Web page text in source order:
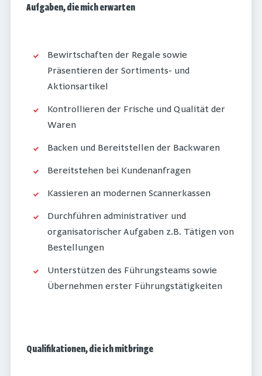
Aufgaben, die mich erwarten
Bewirtschaften der Regale sowie
Präsentieren der Sortiments- und
Aktionsartikel
Kontrollieren der Frische und Qualität der
Waren
Backen und Bereitstellen der Backwaren
Bereitstehen bei Kundenanfragen
Kassieren an modernen Scannerkassen
Durchführen administrativer und
organisatorischer Aufgaben z.B. Tätigen von
Bestellungen
Unterstützen des Führungsteams sowie
Übernehmen erster Führungstätigkeiten
Qualifikationen, die ich mitbringe